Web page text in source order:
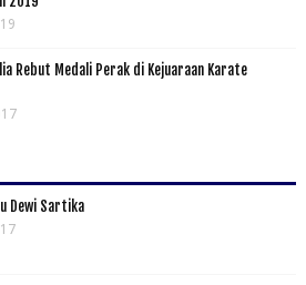
Rebut Medali Perak di Kejuaraan Karate
Dewi Sartika